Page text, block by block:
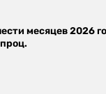
месяцев 2026